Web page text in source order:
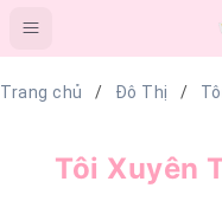
Trang chủ Đô Thị
Tôi Xuyên